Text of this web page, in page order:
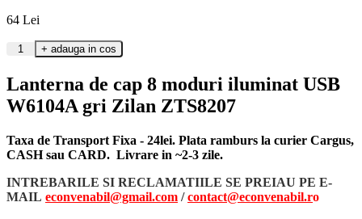
64 Lei
Lanterna de cap 8 moduri iluminat USB
W6104A gri Zilan ZTS8207
Taxa de Transport Fixa - 24lei. Plata ramburs la curier Cargus,
CASH sau CARD. Livrare in ~2-3 zile.
INTREBARILE SI RECLAMATIILE SE PREIAU PE E-
MAIL econvenabil@gmail.com /contact@econvenabil.ro